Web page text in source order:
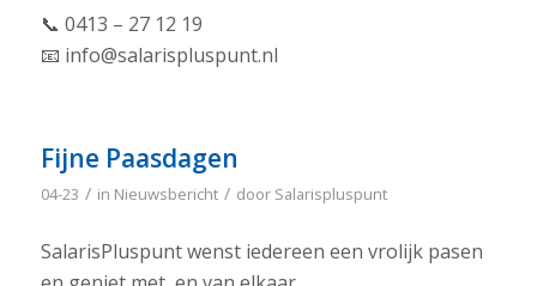
📞 0413 – 27 12 19
📧 info@salarispluspunt.nl
Fijne Paasdagen
04-23 / in Nieuwsbericht / door Salarispluspunt
SalarisPluspunt wenst iedereen een vrolijk pasen